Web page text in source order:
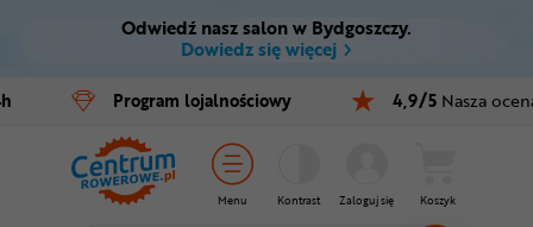
Ctrl M
Menu główne
Filtry
Odwiedź nasz salon w Bydgoszczy.
Dowiedz się więcej
Program lojalnościowy 4,9/5 Nasza
Menu Kontrast Zaloguj się Koszyk
Rowery
E-bike
Części